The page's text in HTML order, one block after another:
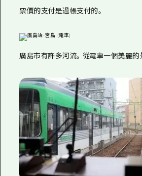
票價的支付是過帳支付的。
廣島市有許多河流。從電車一個美麗的